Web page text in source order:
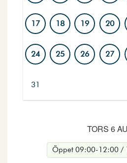
17 18 19 20
24 25 26 27
31
TORS 6
Öppet 09:00-12:00 /